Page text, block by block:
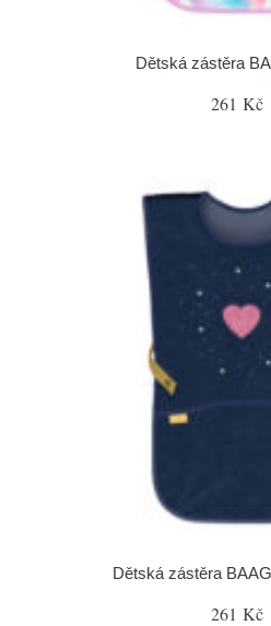
Dětská zástěra
261 Kč
Dětská zástěra
261 Kč